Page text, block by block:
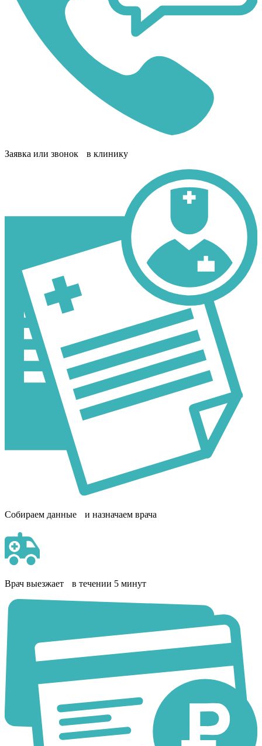
Заявка или звонок в клинику
Собираем данные и назначаем врача
Врач выезжает в течении 5 минут